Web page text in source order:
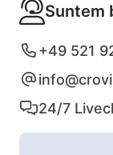
Suntem
+49 521
24/7